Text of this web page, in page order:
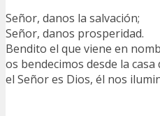
Señor, danos la salvación;
Señor, danos prosperidad.
Bendito el que viene en
os bendecimos desde la casa
el Señor es Dios, él nos